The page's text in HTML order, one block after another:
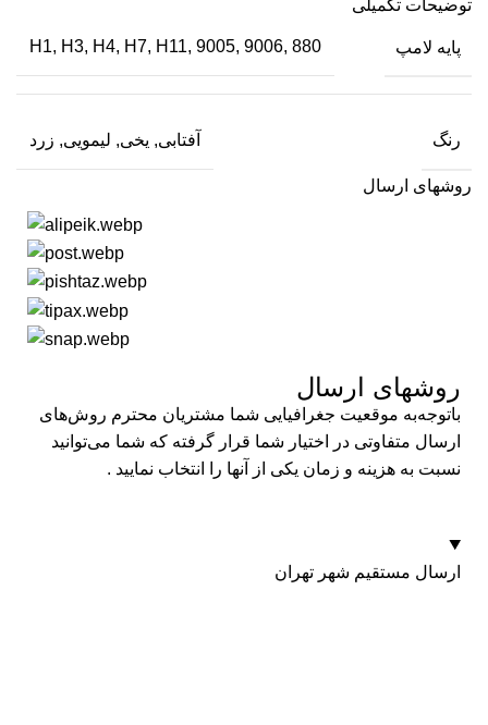
توضیحات تکمیلی
پایه لامپ H1, H3, H4, H7, H11, 9005, 9006, 880
رنگ آفتابی, یخی, لیمویی, زرد
روشهای ارسال
روشهای ارسال​
باتوجه‌به موقعیت جغرافیایی شما مشتریان محترم روش‌های
ارسال متفاوتی در اختیار شما قرار گرفته که شما می‌توانید
نسبت به هزینه و زمان یکی از آنها را انتخاب نمایید .
ارسال مستقیم شهر تهران